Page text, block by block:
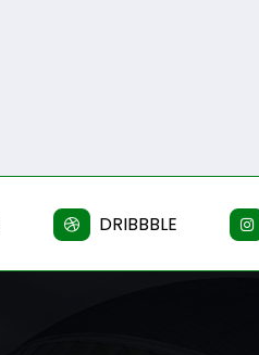
DRIBBBLE